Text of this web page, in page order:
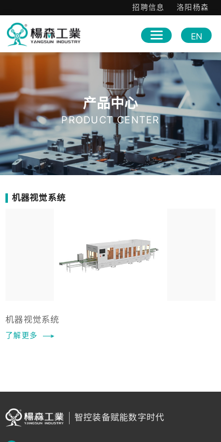
招聘信息 洛阳杨森
EN
产品中心
PRODUCT CENTER
机器视觉系统
机器视觉系统
了解更多
智控装备赋能数字时代